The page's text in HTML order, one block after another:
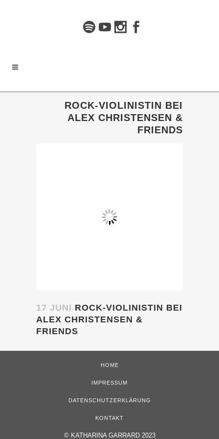
ROCK-VIOLINISTIN BEI
ALEX CHRISTENSEN &
FRIENDS
17 JUNI ROCK-VIOLINISTIN BEI
ALEX CHRISTENSEN &
FRIENDS
HOME
IMPRESSUM
DATENSCHUTZERKLÄRUNG
KONTAKT
© KATHARINA GARRARD 2023